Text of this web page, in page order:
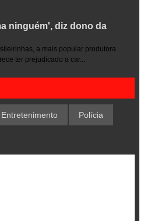
ninguém', diz dono da
a mais popular produtora
ter prejudicado a car...
Entretenimento Polícia